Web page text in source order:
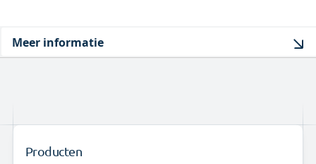
Meer informatie
Producten